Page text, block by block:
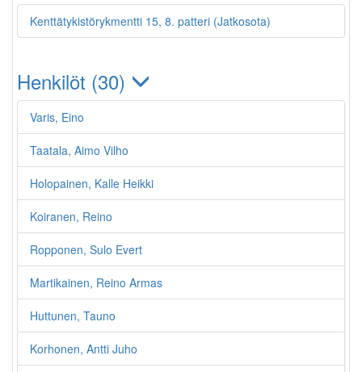
Kenttätykistörykmentti 15, 8. patteri (Jatkosota)
Henkilöt (30)
Varis, Eino
Taatala, Aimo Vilho
Holopainen, Kalle Heikki
Koiranen, Reino
Ropponen, Sulo Evert
Martikainen, Reino Armas
Huttunen, Tauno
Korhonen, Antti Juho